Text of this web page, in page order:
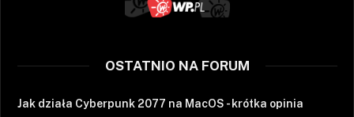
OSTATNIO NA FORUM
Jak działa Cyberpunk 2077 na MacOS - krótka opinia